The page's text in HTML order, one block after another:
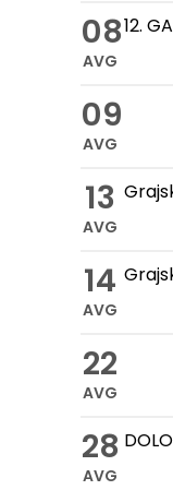
08
AVG
09
AVG
13
AVG
14
AVG
22
AVG
28
AVG